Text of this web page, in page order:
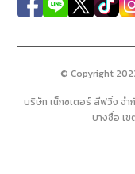
© Copyright
บริษัท เน็กซเตอร์ ลีฟวิ่ง จำ
บางซื่อ เ